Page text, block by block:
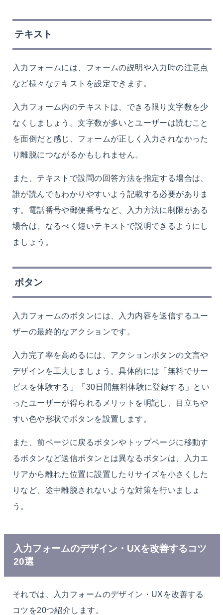
テキスト
入力フォームには、フォームの説明や入力時の注意点
など様々なテキストを設定できます。
入力フォーム内のテキストは、できる限り文字数を少
なくしましょう。文字数が多いとユーザーは読むこと
を面倒だと感じ、フォームが正しく入力されなかった
り離脱につながるかもしれません。
また、テキストで設問の回答方法を指定する場合は、
誰が読んでもわかりやすいよう記載する必要がありま
す。電話番号や郵便番号など、入力方法に制限がある
場合は、なるべく短いテキストで説明できるようにし
ましょう。
ボタン
入力フォームのボタンには、入力内容を送信するユー
ザーの最終的なアクションです。
入力完了率を高めるには、アクションボタンの文言や
デザインを工夫しましょう。具体的には「無料でサー
ビスを体験する」「30日間無料体験に登録する」とい
ったユーザーが得られるメリットを明記し、目立ちや
すい色や形状でボタンを設置します。
また、前ページに戻るボタンやトップページに移動す
るボタンなど送信ボタンとは異なるボタンは、入力エ
リアから離れた位置に設置したりサイズを小さくした
りなど、途中離脱されないような対策を行いましょ
う。
入力フォームのデザイン・UXを改善するコツ
20選
それでは、入力フォームのデザイン・UXを改善する
コツを20つ紹介します。